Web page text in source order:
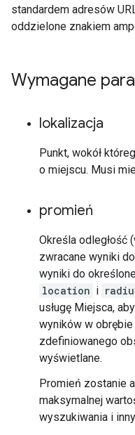
standardem adresów
oddzielone znakiem
Wymagane
lokalizacja
Punkt, wokół
o miejscu. Musi
promień
Określa odległość
zwracane wyniki
wyniki do
location i
usługę Miejsca, aby
wyników w
zdefiniowanego
wyświetlane.
Promień zostanie
maksymalnej
wyszukiwania i